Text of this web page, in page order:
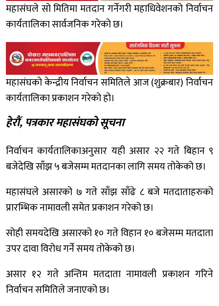
महासंघले सो मितिमा मतदान गर्नेगरी महाधिवेशनको निर्वाचन
कार्यतालिका सार्वजनिक गरेको छ।
महासंघको केन्द्रीय निर्वाचन समितिले आज (शुक्रबार) निर्वाचन
कार्यतालिका प्रकाशन गरेको हो।
हेरौं, पत्रकार महासंघको सूचना
निर्वाचन कार्यतालिकाअनुसार यही असार २२ गते बिहान ९
बजेदेखि साँझ ५ बजेसम्म मतदानका लागि समय तोकेको छ।
महासंघले असारको ७ गते साँझ साँढे ८ बजे मतदाताहरुको
प्रारम्भिक नामावली समेत प्रकाशन गरेको छ।
सोही समयदेखि असारको १० गते विहान १० बजेसम्म मतदाता
उपर दावा विरोध गर्ने समय तोकेको छ।
असार १२ गते अन्तिम मतदाता नामावली प्रकाशन गरिने
निर्वाचन समितिले जनाएको छ।